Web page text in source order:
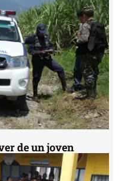
de un joven